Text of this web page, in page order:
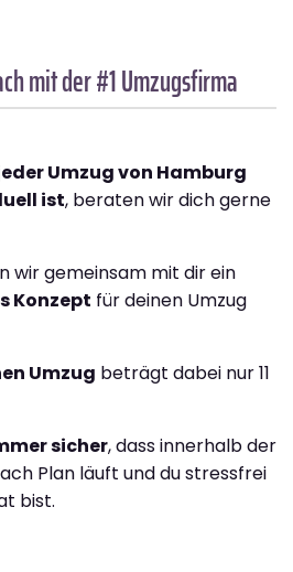
mit der #1 Umzugsfirma
Umzug von Hamburg
ist, beraten wir dich gerne
wir gemeinsam mit dir ein
Konzept für deinen Umzug
Umzug beträgt dabei nur 11
sicher, dass innerhalb der
Plan läuft und du stressfrei
bist.